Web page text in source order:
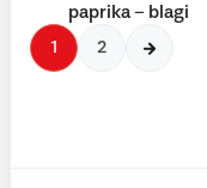
paprika – blagi
1 2